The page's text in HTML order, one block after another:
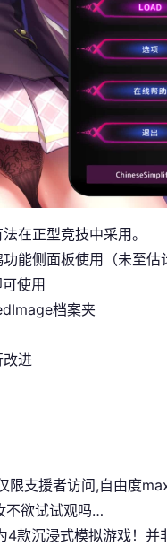
在正型竞技中采用。
能侧面板使用（未至估
使用
档案夹
改进
支援者访问,自由度max
不欲试试观吗…
款沉浸式模拟游戏！